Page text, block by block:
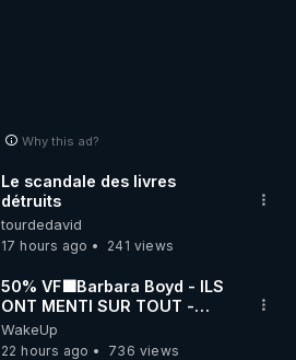
Why this ad?
Le scandale des livres
détruits
tourdedavid
17 hours ago
241 views
50% VF🟩Barbara Boyd - ILS
ONT MENTI SUR TOUT -
Jocelyne Traduction
WakeUp
22 hours ago
736 views